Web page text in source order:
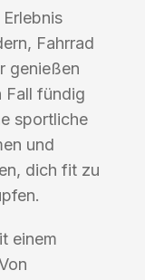
Fahrrad
genießen
Fall fündig
sportliche
und
dich fit zu
einem